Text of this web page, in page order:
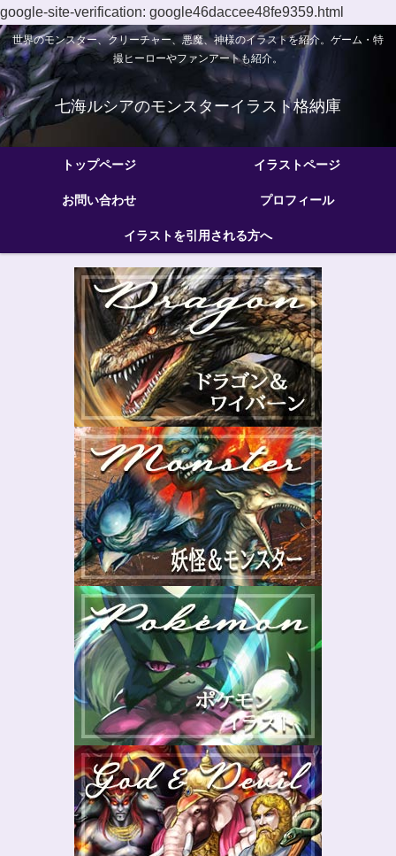
google-site-verification: google46daccee48fe9359.html
世界のモンスター、クリーチャー、悪魔、神様のイラストを紹介。ゲーム・特
撮ヒーローやファンアートも紹介。
七海ルシアのモンスターイラスト格納庫
トップページ イラストページ
お問い合わせ プロフィール
イラストを引用される方へ